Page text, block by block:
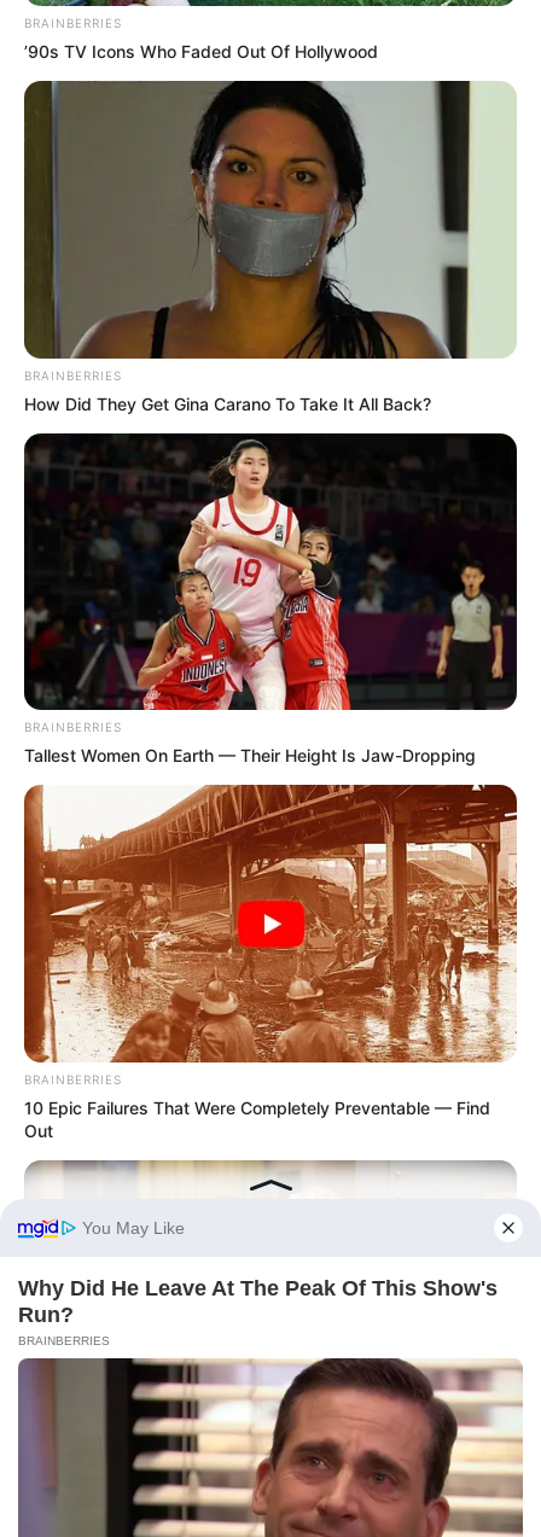
BRAINBERRIES
’90s TV Icons Who Faded Out Of Hollywood
BRAINBERRIES
How Did They Get Gina Carano To Take It All Back?
BRAINBERRIES
Tallest Women On Earth — Their Height Is Jaw-Dropping
BRAINBERRIES
10 Epic Failures That Were Completely Preventable — Find
Out
TV Couples Who Would Never Be Together: 9 Is Just Too